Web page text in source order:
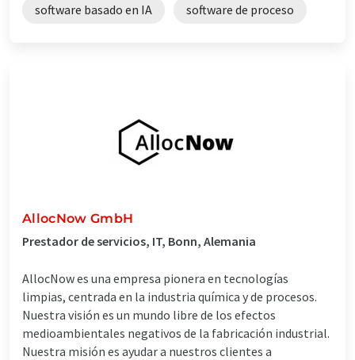
software basado en IA software de proceso
AllocNow GmbH
Prestador de servicios, IT, Bonn, Alemania
AllocNow es una empresa pionera en tecnologías
limpias, centrada en la industria química y de procesos.
Nuestra visión es un mundo libre de los efectos
medioambientales negativos de la fabricación industrial.
Nuestra misión es ayudar a nuestros clientes a